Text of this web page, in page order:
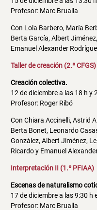
Profesor: Marc Brualla
Con Lola Barbero, María
Berta García, Albert
Emanuel Alexander
Taller de creación (2.º CFGS)
Creación colectiva.
12 de diciembre a las 18 h y
Profesor: Roger Ribó
Con Chiara Accinelli, Astrid
Berta Bonet, Leonardo
González, Albert Jiménez,
Ricardo y Emanuel
Interpretación II (1.º PFIAA)
Escenas de naturalismo
17 de diciembre a las 9:30 h
Profesor: Marc Brualla